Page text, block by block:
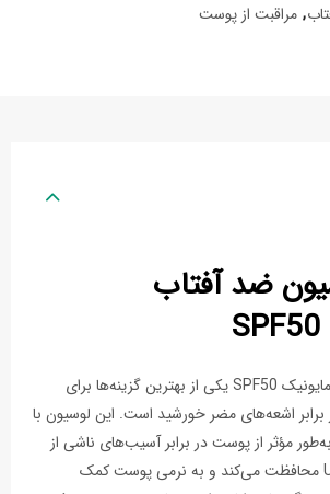
, مراقبت از پوست
ضد آفتاب
لوسیون ضد آفتاب درمایونیک SPF50 یکی از بهترین گزینه‌ها برای
اشعه‌های مضر خورشید است. این لوسیون با
مؤثر از پوست در برابر آسیب‌های ناشی از
اشعه‌های UVA و UVB محافظت می‌کند و به نرمی پوست کمک